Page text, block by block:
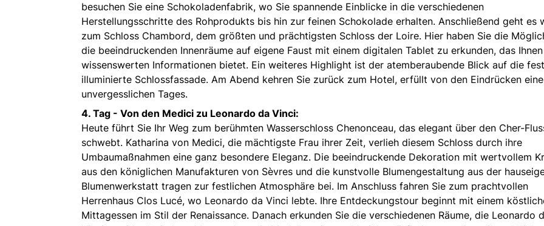
besuchen Sie eine Schokoladenfabrik, wo Sie spannende Einblicke in die verschiedenen
Herstellungsschritte des Rohprodukts bis hin zur feinen Schokolade erhalten. Anschließend geht es
zum Schloss Chambord, dem größten und prächtigsten Schloss der Loire. Hier haben Sie die
die beeindruckenden Innenräume auf eigene Faust mit einem digitalen Tablet zu erkunden, das
wissenswerten Informationen bietet. Ein weiteres Highlight ist der atemberaubende Blick auf die
illuminierte Schlossfassade. Am Abend kehren Sie zurück zum Hotel, erfüllt von den Eindrücken
unvergesslichen Tages.
4. Tag - Von den Medici zu Leonardo da Vinci:
Heute führt Sie Ihr Weg zum berühmten Wasserschloss Chenonceau, das elegant über den Cher-
schwebt. Katharina von Medici, die mächtigste Frau ihrer Zeit, verlieh diesem Schloss durch ihre
Umbaumaßnahmen eine ganz besondere Eleganz. Die beeindruckende Dekoration mit wertvollem
aus den königlichen Manufakturen von Sèvres und die kunstvolle Blumengestaltung aus der
Blumenwerkstatt tragen zur festlichen Atmosphäre bei. Im Anschluss fahren Sie zum prachtvollen
Herrenhaus Clos Lucé, wo Leonardo da Vinci lebte. Ihre Entdeckungstour beginnt mit einem
Mittagessen im Stil der Renaissance. Danach erkunden Sie die verschiedenen Räume, die Leonardo